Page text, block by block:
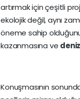
artırmak için çeşitli
ekolojik değil, aynı
öneme sahip
kazanmasına ve
Konuşmasının